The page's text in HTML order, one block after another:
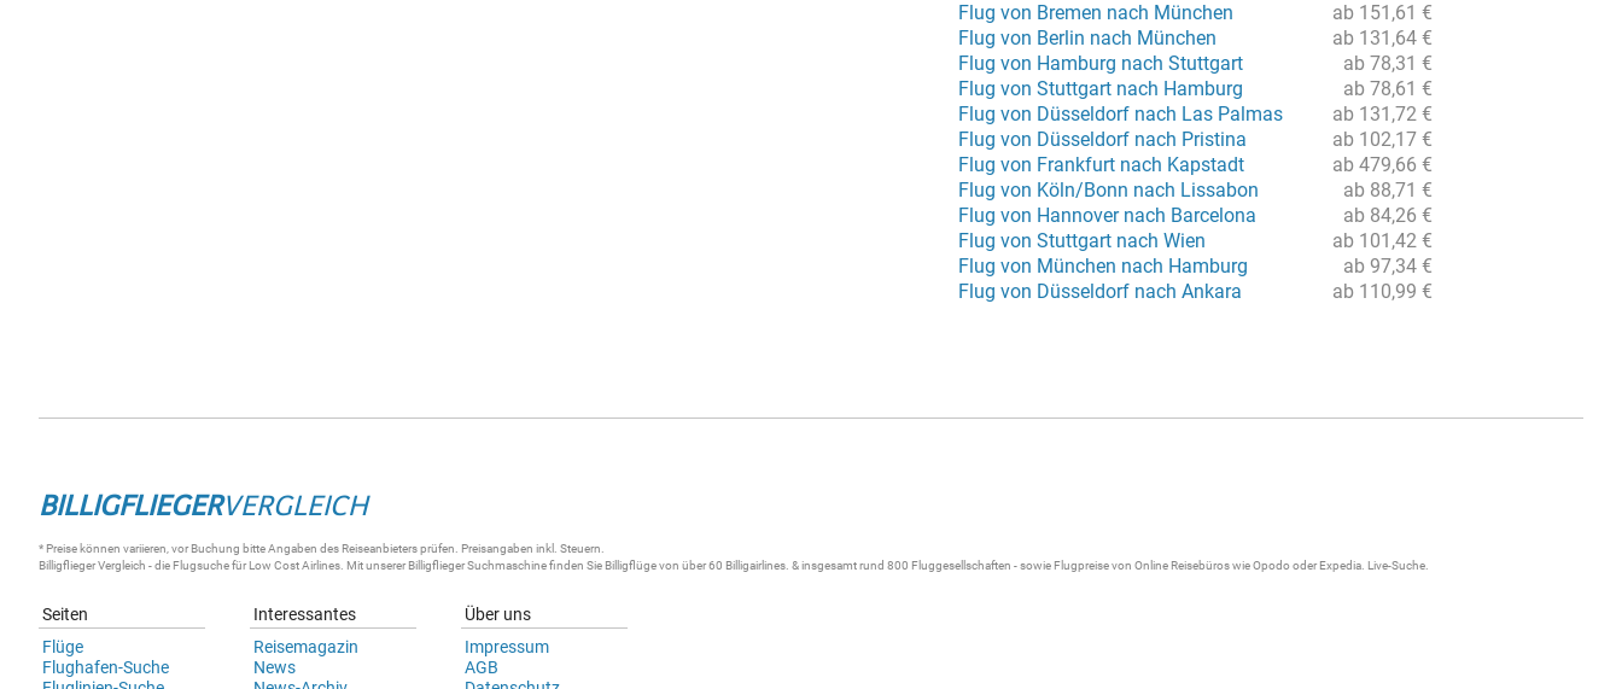
ab 151,61 €
Flug von Bremen nach München
ab 131,64 €
Flug von Berlin nach München
ab 78,31 €
Flug von Hamburg nach Stuttgart
ab 78,61 €
Flug von Stuttgart nach Hamburg
ab 131,72 €
Flug von Düsseldorf nach Las Palmas
ab 102,17 €
Flug von Düsseldorf nach Pristina
ab 479,66 €
Flug von Frankfurt nach Kapstadt
ab 88,71 €
Flug von Köln/Bonn nach Lissabon
ab 84,26 €
Flug von Hannover nach Barcelona
ab 101,42 €
Flug von Stuttgart nach Wien
ab 97,34 €
Flug von München nach Hamburg
ab 110,99 €
Flug von Düsseldorf nach Ankara
BILLIGFLIEGERVERGLEICH
* Preise können variieren, vor Buchung bitte Angaben des Reiseanbieters prüfen. Preisangaben inkl. Steuern.
BilligfliegerVergleich - die Flugsuchefür Low Cost Airlines. Mit unsererBilligflieger Suchmaschinefinden Sie Billigflügevon über 60 Billigairlines . & insgesamt rund 800 Fluggesellschaften - sowie Flugpreise von Online Reisebüros wie Opodo oder Expedia. Live-Suche
Seiten
Flüge
Flughafen-Suche
Interessantes
Reisemagazin
News
Über uns
Impressum
AGB